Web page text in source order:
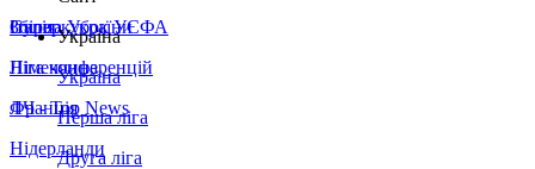
Збірна України
Італія
Німеччина
Франція
Нідерланди
Суперкубок УЄФА
Ліга конференцій
ЛЧ - Top News
Україна
Україна
Перша ліга
Друга ліга